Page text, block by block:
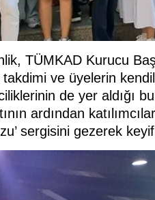
TÜMKAD Kurucu
ve üyelerin
de yer aldığı
ardından
sergisini gezerek